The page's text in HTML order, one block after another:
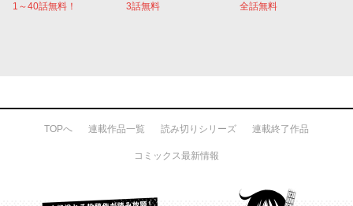
1～40話無料！ 3話無料 全話無料
TOPへ 連載作品一覧 読み切りシリーズ 連載終了作品
コミックス最新情報